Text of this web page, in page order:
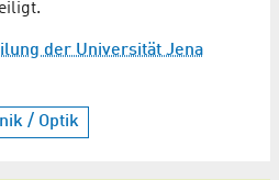
der Universität Jena
/ Optik